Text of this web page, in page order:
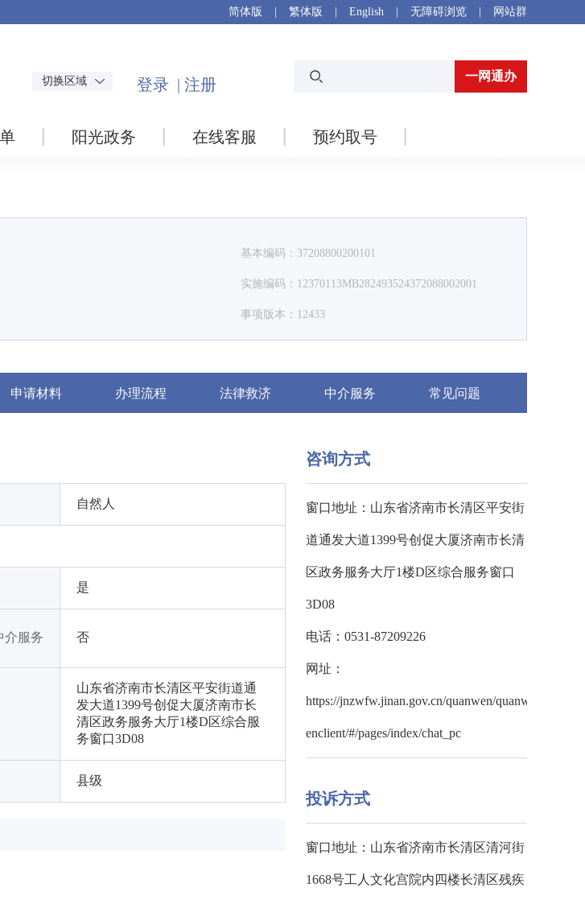
简体版 繁体版 English 无障碍浏览 网站群
切换区域 一网通办
阳光政务 在线客服 预约取号
基本编码：37208800200101
实施编码：12370113MB282493524372088002001
事项版本：12433
申请材料 办理流程 法律救济 中介服务 常见问题
自然人
是
介服务 否
山东省济南市长清区平安街道通
发大道1399号创促大厦济南市长
清区政务服务大厅1楼D区综合服
务窗口3D08
县级
咨询方式
窗口地址：山东省济南市长清区平安街
道通发大道1399号创促大厦济南市长清
区政务服务大厅1楼D区综合服务窗口
3D08
电话：0531-87209226
网址：
https://jnzwfw.jinan.gov.cn/quanwen/quanw
enclient/#/pages/index/chat_pc
投诉方式
窗口地址：山东省济南市长清区清河街
1668号工人文化宫院内四楼长清区残疾